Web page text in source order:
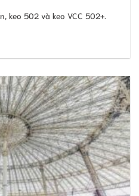
keo 502 và keo VCC 502+.